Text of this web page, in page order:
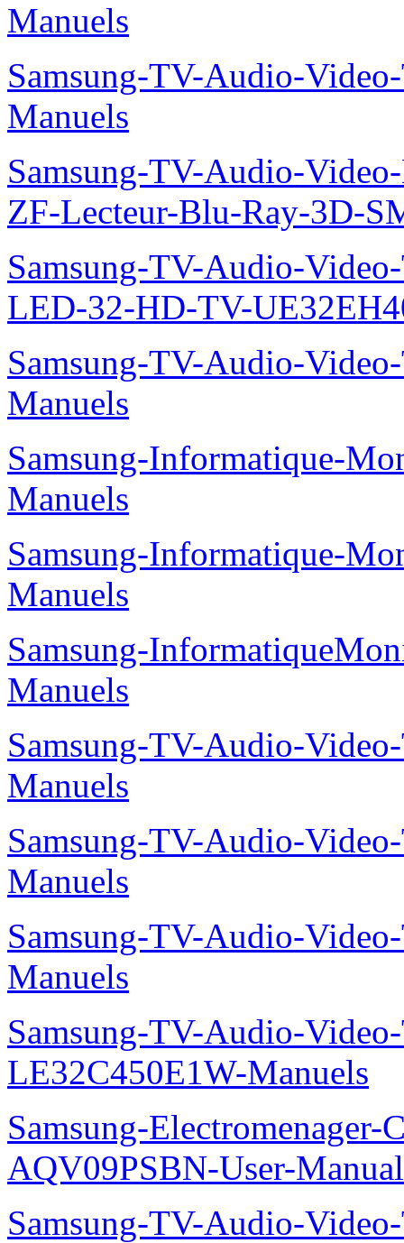
Manuels
Samsung-TV-Audio-
Manuels
Samsung-TV-Audio-
ZF-Lecteur-Blu-Ray-3D-
Samsung-TV-Audio-
LED-32-HD-TV-
Samsung-TV-Audio-
Manuels
Samsung-Informatique-
Manuels
Samsung-Informatique-
Manuels
Samsung-
Manuels
Samsung-TV-Audio-
Manuels
Samsung-TV-Audio-
Manuels
Samsung-TV-Audio-
Manuels
Samsung-TV-Audio-
LE32C450E1W-Manuels
Samsung-
AQV09PSBN-User-
Samsung-TV-Audio-